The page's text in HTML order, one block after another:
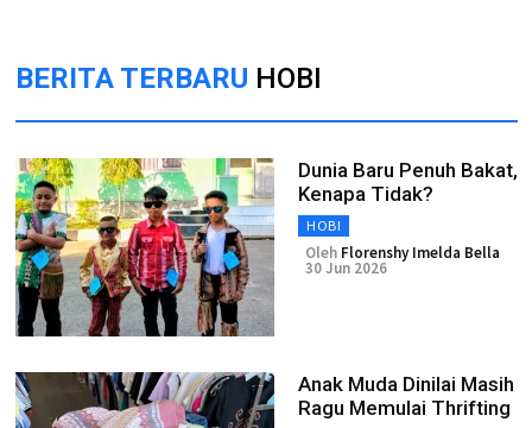
BERITA TERBARU HOBI
Dunia Baru Penuh Bakat,
Kenapa Tidak?
HOBI
Oleh Florenshy Imelda Bella
30 Jun 2026
Anak Muda Dinilai Masih
Ragu Memulai Thrifting